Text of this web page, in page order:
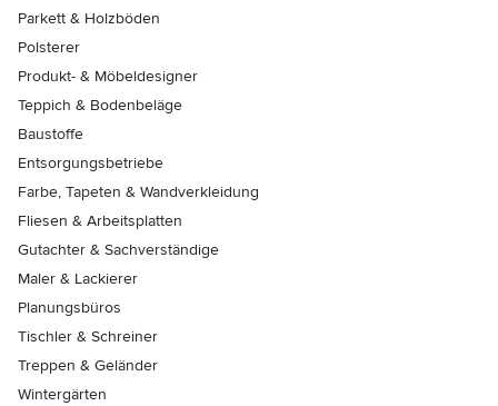
Parkett & Holzböden
Polsterer
Produkt- & Möbeldesigner
Teppich & Bodenbeläge
Baustoffe
Entsorgungsbetriebe
Farbe, Tapeten & Wandverkleidung
Fliesen & Arbeitsplatten
Gutachter & Sachverständige
Maler & Lackierer
Planungsbüros
Tischler & Schreiner
Treppen & Geländer
Wintergärten